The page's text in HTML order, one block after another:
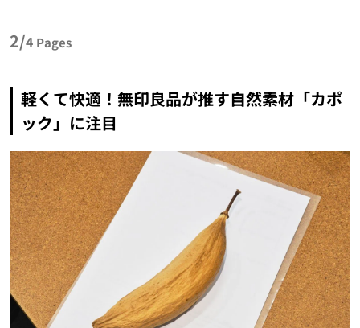
2/4 Pages
軽くて快適！無印良品が推す自然素材「カポ
ック」に注目